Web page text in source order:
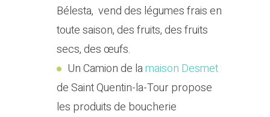
Bélesta, vend des légumes frais en
toute saison, des fruits, des fruits
secs, des œufs.
Un Camion de lamaison Desmet
de Saint Quentin-la-Tour propose
les produits de boucherie